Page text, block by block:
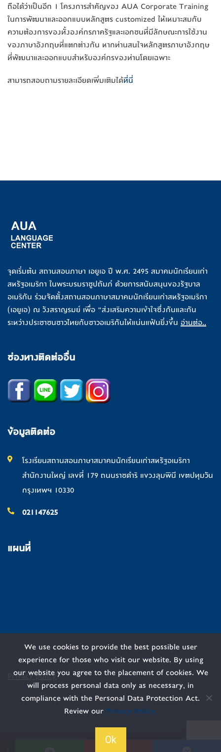
ถือได้ว่าเป็นอีก 1 โครงการสำคัญของ AUA Corporate Training
ในการพัฒนาและออกแบบหลักสูตร customized ให้เหมาะสมกับ
ความต้องการของทั้งองค์กรภาครัฐและเอกชนที่มีลักษณะการใช้งาน
ของภาษาอังกฤษที่แตกต่างกัน หากท่านสนใจหลักสูตรภาษาอังกฤษ
ที่พัฒนาและออกแบบสำหรับองค์กรของท่านโดยเฉพาะ
สามารถสอบถามรายละเอียดเพิ่มเติมได้ที่นี่
จุดเริ่มต้น สถานสอนภาษา เอยูเอ ปี พ.ศ. 2495 สมาคมนักเรียนเก่า
สหรัฐอเมริกา ในพระบรมราชูปถัมภ์ ด้วยการสนับสนุนของรัฐบาล
อเมริกัน ร่วมจัดตั้งสถานสอนภาษาสมาคมนักเรียนเก่าสหรัฐอเมริกา
(เอยูเอ) ณ วังสราญรมย์ เพื่อ “ส่งเสริมความเข้าใจซึ่งกันและกัน
ระหว่างประชาชนชาวไทยกับชาวอเมริกันให้แน่นแฟ้นยิ่งขึ้น อ่านต่อ..
ช่องทางติดต่ออื่น
ข้อมูลติดต่อ
โรงเรียนสถานสอนภาษาสมาคมนักเรียนเก่าสหรัฐอเมริกา
สำนักงานใหญ่ เลขที่ 179 ถนนราชดำริ แขวงลุมพินี เขตปทุมวัน
กรุงเทพฯ 10330
021147625
แผนที่
Privacy policy
© 2026 AUA Language Center. All Rights Reserved.
We use cookies to provide the best possible user
experience for those who visit our website. By using
our website you agree to the placement of cookies. We
will process personal data only as necessary, in
compliance with the Personal Data Protection Act.
Review our Privacy Policy.
Ok